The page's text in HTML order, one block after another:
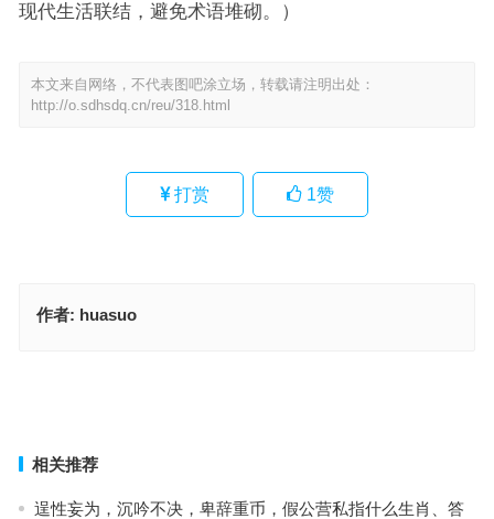
现代生活联结，避免术语堆砌。）
本文来自网络，不代表图吧涂立场，转载请注明出处：
http://o.sdhsdq.cn/reu/318.html
打赏 1赞
作者: huasuo
相关推荐
逞性妄为，沉吟不决，卑辞重币，假公营私指什么生肖、答